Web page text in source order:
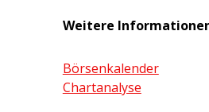
Weitere
Börsenkalender
Chartanalyse